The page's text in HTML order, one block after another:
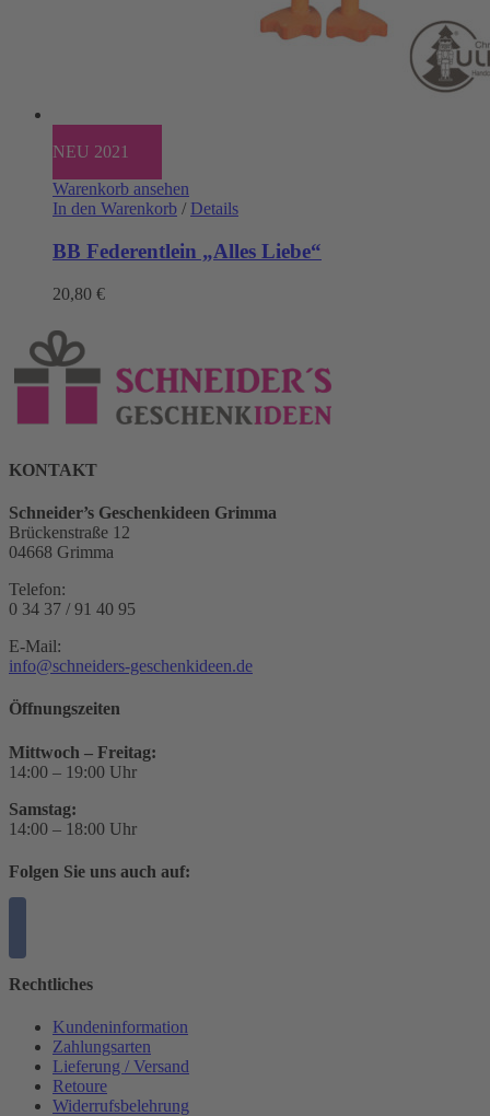
NEU 2021
Warenkorb ansehen
In den Warenkorb / Details
BB Federentlein „Alles Liebe“
20,80 €
KONTAKT
Schneider’s Geschenkideen Grimma
Brückenstraße 12
04668 Grimma
Telefon:
0 34 37 / 91 40 95
E-Mail:
info@schneiders-geschenkideen.de
Öffnungszeiten
Mittwoch – Freitag:
14:00 – 19:00 Uhr
Samstag:
14:00 – 18:00 Uhr
Folgen Sie uns auch auf:
Rechtliches
Kundeninformation
Zahlungsarten
Lieferung / Versand
Retoure
Widerrufsbelehrung